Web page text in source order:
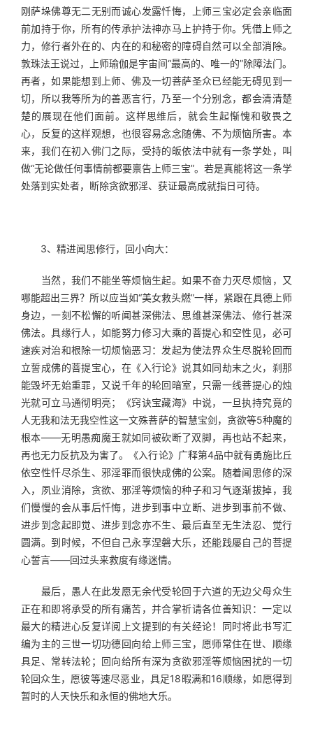
刚萨垛佛尊无二无别而诚心发露忏悔，上师三宝必定会亲临面
前加持于你，所有的传承护法神亦马上护持于你。凭借上师之
力，修行者外在的、内在的和秘密的障碍自然可以全部消除。
敦珠法王说过，上师瑜伽是宇宙间“最高的、唯一的”除障法门。
再者，如果能想到上师、佛及一切菩萨圣众已经能无碍见到一
切，所以我等所为的善恶言行，乃至一个分别念，都会清清楚
楚的展现在他们面前。这样思维后，就会生起惭愧和敬畏之
心，反复的这样观想，也很容易念念随佛、不为烦恼所害。本
来，我们在初入佛门之际，受持的皈依法中就有一条学处，叫
做“无论做任何事情前都要禀告上师三宝”。若是真能将这一条学
处落到实处者，断除贪欲邪淫、获证最高成就指日可待。
3、精进闻思修行，回小向大：
当然，我们不能坐等烦恼生起。如果不奋力灭尽烦恼，又
哪能超出三界？所以应当如“美女救头燃”一样，紧跟在具德上师
身边，一刻不松懈的听闻甚深佛法、思维甚深佛法、修行甚深
佛法。具缘行人，如能努力修习大乘的菩提心和空性见，必可
速疾对治和根除一切烦恼恶习：发起为使法界众生尽脱轮回而
立誓成佛的菩提宝心，在《入行论》说其如同劫末之火，刹那
能毁坏无始重罪，又说千年的轮回暗室，只需一线菩提心的烛
光就可立马通彻明亮；《窍诀宝藏海》中说，一旦执持究竟的
人无我和法无我空性这一文殊菩萨的智慧宝剑，贪欲等5种魔的
根本——无明愚痴魔王就如同被砍断了双脚，再也站不起来，
再也无力反抗及为害了。《入行论》广释第4品中就有勇施比丘
依空性忏尽杀生、邪淫罪而很快成佛的公案。随着闻思修的深
入，夙业消除，贪欲、邪淫等烦恼的种子和习气逐渐拔掉，我
们慢慢的会从事后忏悔，进步到事中立断、进步到事前不做、
进步到念起即觉、进步到念亦不生、最后直至无生法忍、觉行
圆满。到时候，不但自己永享涅磐大乐，还能践屡自己的菩提
心誓言——回过头来救度有缘迷情。
最后，愚人在此发愿无余代受轮回于六道的无边父母众生
正在和即将承受的所有痛苦，并合掌祈请各位善知识：一定以
最大的精进心反复详阅上文提到的有关经论！同时将此书写汇
编为主的三世一切功德回向给上师三宝，愿师常住在世、顺缘
具足、常转法轮；回向给所有深为贪欲邪淫等烦恼困扰的一切
轮回众生，愿彼等速尽恶业，具足18暇满和16顺缘，如愿得到
暂时的人天快乐和永恒的佛地大乐。